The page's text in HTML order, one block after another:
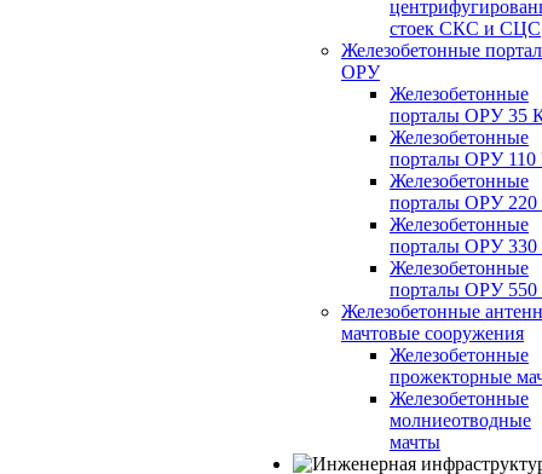
стоек СКС и СЦС
Железобетонные
ОРУ
Железобетонные
порталы ОРУ 35
Железобетонные
порталы ОРУ
Железобетонные
порталы ОРУ
Железобетонные
порталы ОРУ
Железобетонные
порталы ОРУ
Железобетонные
мачтовые сооружения
Железобетонные
прожекторные
Железобетонные
молниеотводные
мачты